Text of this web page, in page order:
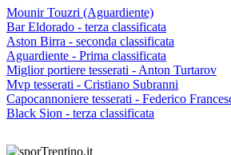
Mounir Touzri (Aguardiente)
Bar Eldorado - terza classificata
Aston Birra - seconda classificata
Aguardiente - Prima classificata
Miglior portiere tesserati - Anton Turtarov
Mvp tesserati - Cristiano Subranni
Capocannoniere tesserati - Federico
Black Sion - terza classificata